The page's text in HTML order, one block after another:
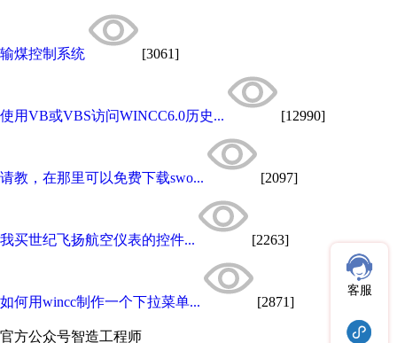
输煤控制系统 [3061]
使用VB或VBS访问WINCC6.0历史... [12990]
请教，在那里可以免费下载swo... [2097]
我买世纪飞扬航空仪表的控件... [2263]
如何用wincc制作一个下拉菜单... [2871]
官方公众号智造工程师
客服